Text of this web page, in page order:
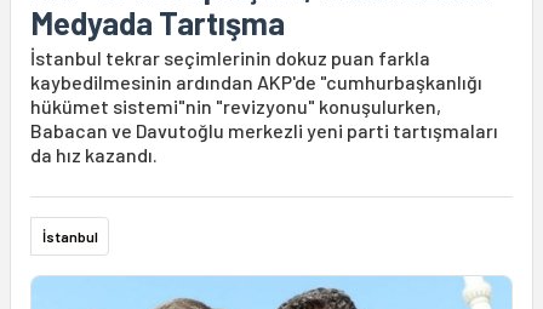
Medyada Tartışma
İstanbul tekrar seçimlerinin dokuz puan farkla
kaybedilmesinin ardından AKP'de "cumhurbaşkanlığı
hükümet sistemi"nin "revizyonu" konuşulurken,
Babacan ve Davutoğlu merkezli yeni parti tartışmaları
da hız kazandı.
İstanbul